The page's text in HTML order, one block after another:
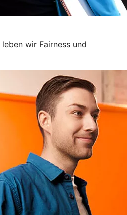
wir Fairness und